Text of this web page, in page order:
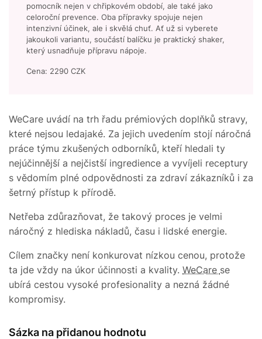
pomocník nejen v chřipkovém období, ale také jako
celoroční prevence. Oba přípravky spojuje nejen
intenzivní účinek, ale i skvělá chuť. Ať už si vyberete
jakoukoli variantu, součástí balíčku je praktický shaker,
který usnadňuje přípravu nápoje.
Cena: 2290 CZK
WeCare uvádí na trh řadu prémiových doplňků stravy,
které nejsou ledajaké. Za jejich uvedením stojí náročná
práce týmu zkušených odborníků, kteří hledali ty
nejúčinnější a nejčistší ingredience a vyvíjeli receptury
s vědomím plné odpovědnosti za zdraví zákazníků i za
šetrný přístup k přírodě.
Netřeba zdůrazňovat, že takový proces je velmi
náročný z hlediska nákladů, času i lidské energie.
Cílem značky není konkurovat nízkou cenou, protože
ta jde vždy na úkor účinnosti a kvality. WeCare se
ubírá cestou vysoké profesionality a nezná žádné
kompromisy.
Sázka na přidanou hodnotu